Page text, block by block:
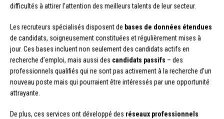
difficultés à attirer l’attention des meilleurs talents de leur secteur.
Les recruteurs spécialisés disposent de bases de données étendues
de candidats, soigneusement constituées et régulièrement mises à
jour. Ces bases incluent non seulement des candidats actifs en
recherche d’emploi, mais aussi des candidats passifs – des
professionnels qualifiés qui ne sont pas activement à la recherche d’un
nouveau poste mais qui pourraient être intéressés par une opportunité
attrayante.
De plus, ces services ont développé des réseaux professionnels